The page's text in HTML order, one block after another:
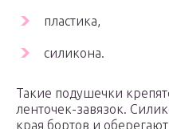
пластика,
силикона.
Такие подушечки
ленточек-завязок.
края бортов и